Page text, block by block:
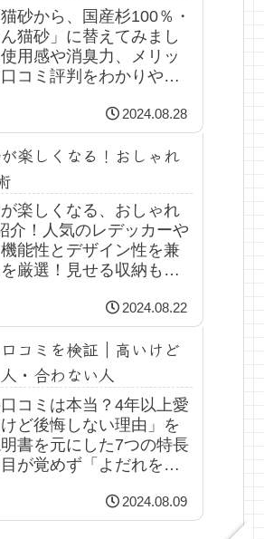
砂から、国産杉100％・
猫砂」に替えてみまし
用感や消臭力、メリッ
コミ評判をわかりやす
2024.08.28
楽しくなる！おしゃれ
楽しくなる、おしゃれ
介！人気のレデッカーや
能性とデザイン性を兼
厳選！見せる収納もぜ
2024.08.22
コミを検証｜高いけど
・合わない人
コミは本当？4年以上愛
ど後悔しない理由」を
書を元にした7つの特長
が覚めず「よだれを垂
失敗しない高さ選びの
2024.08.09